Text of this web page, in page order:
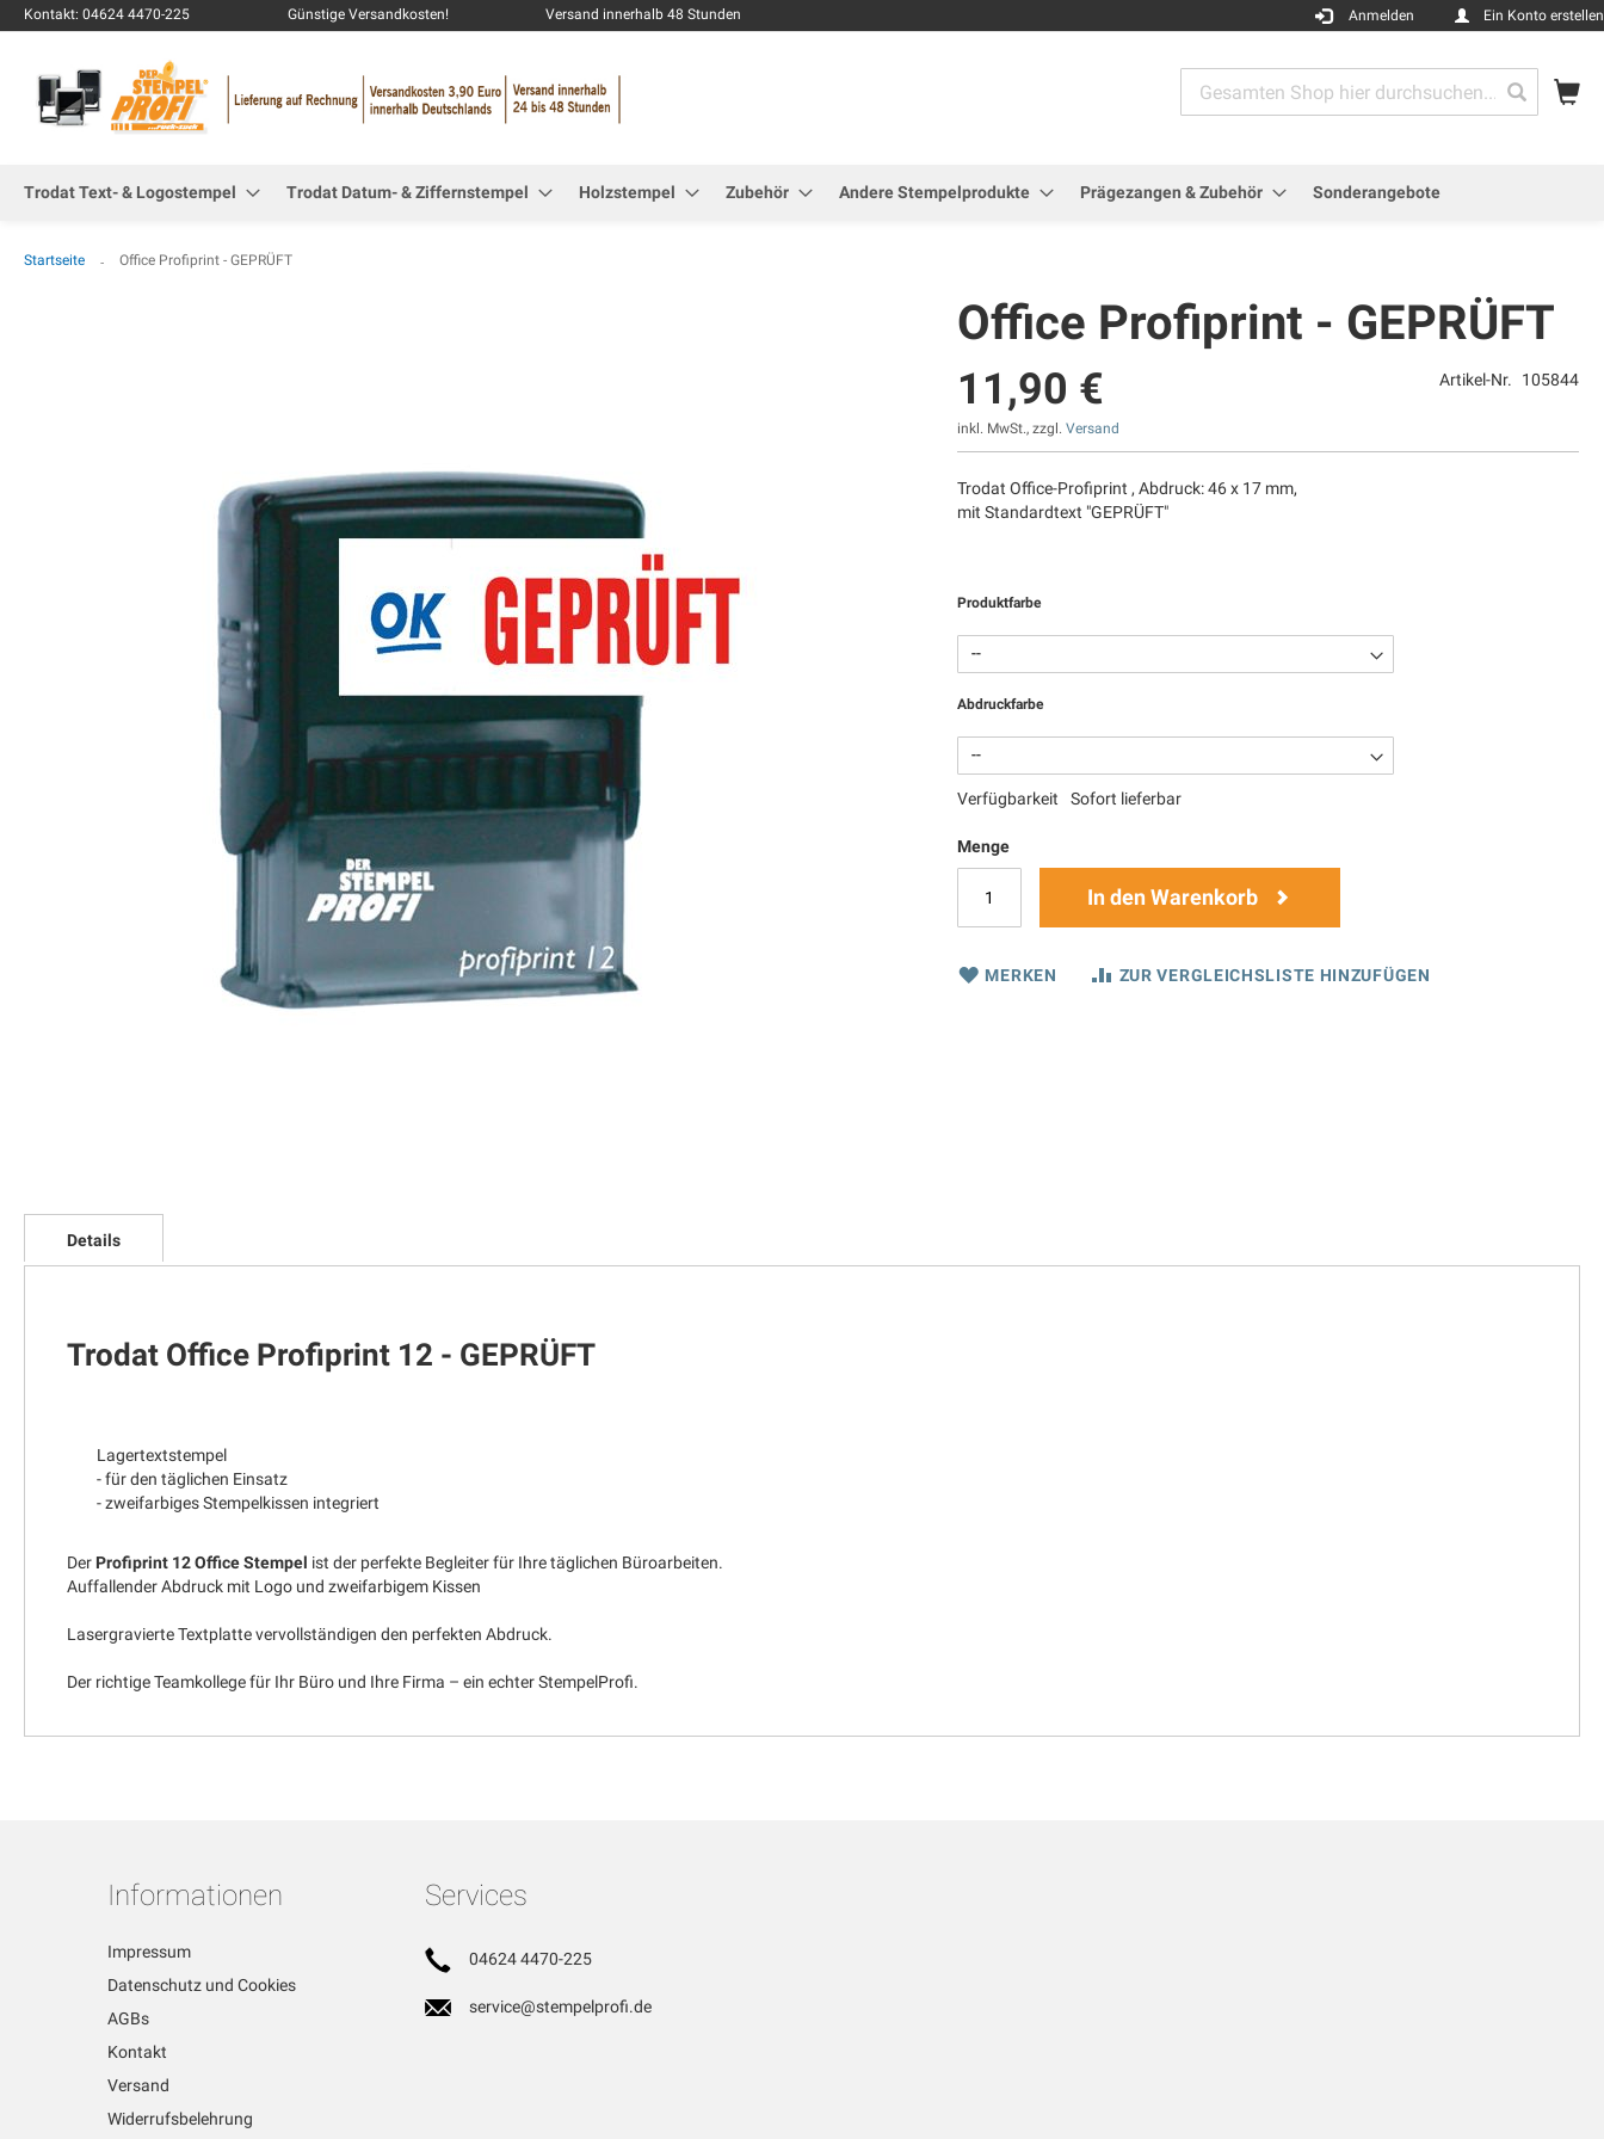
Kontakt: 04624 4470-225 Günstige Versandkosten! Versand innerhalb 48 Stunden Anmelden Ein Konto erstellen
Search
Trodat Text- & Logostempel Trodat Datum- & Ziffernstempel Holzstempel Zubehör Andere Stempelprodukte Prägezangen & Zubehör Sonderangebote
Startseite Office Profiprint - GEPRÜFT
Anfang
Bildgalerie
Office Profiprint - GEPRÜFT
11,90 €
inkl. MwSt., zzgl.Versand
Artikel-Nr. 105844
Trodat Office-Profiprint , Abdruck: 46 x 17 mm,
mit Standardtext "GEPRÜFT"
Produktfarbe
Abdruckfarbe
Verfügbarkeit Sofort lieferbar
Menge
In den Warenkorb
MERKEN ZUR VERGLEICHSLISTE HINZUFÜGEN
Details
Trodat Office Profiprint 12 - GEPRÜFT
Lagertextstempel
- für den täglichen Einsatz
- zweifarbiges Stempelkissen integriert
Der Profiprint 12 Office Stempel ist der perfekte Begleiter für Ihre täglichen Büroarbeiten.
Auffallender Abdruck mit Logo und zweifarbigem Kissen
Lasergravierte Textplatte vervollständigen den perfekten Abdruck.
Der richtige Teamkollege für Ihr Büro und Ihre Firma – ein echter StempelProfi.
Informationen
Impressum
Datenschutz und Cookies
AGBs
Kontakt
Versand
Widerrufsbelehrung
Services
04624 4470-225
service@stempelprofi.de